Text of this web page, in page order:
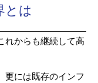
とは
れからも継続して高
更には既存のインフ